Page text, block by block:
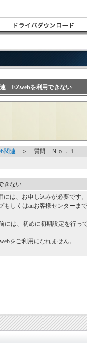
EZwebを利用できない
関連 ＞ 質問 Ｎｏ．１
きない
には、お申し込みが必要です
もしくはauお客様センターま
には、初めに初期設定を行っ
をご利用になれません。